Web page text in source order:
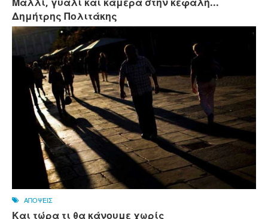
Δημήτρης Πολιτάκης
ΑΠΟΨΕΙΣ
Και τώρα τι θα κάνουμε χωρίς